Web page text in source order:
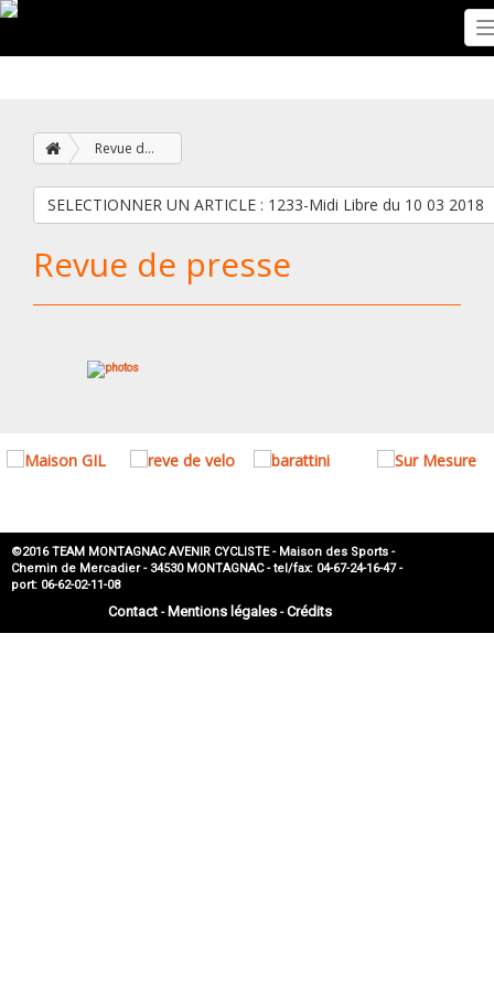
Revue de presse
SELECTIONNER UN ARTICLE : 1233-Midi Libre du 10 03 2018
Revue de presse
©2016 TEAM MONTAGNAC AVENIR CYCLISTE - Maison des Sports -
Chemin de Mercadier - 34530 MONTAGNAC - tel/fax: 04-67-24-16-47 -
port: 06-62-02-11-08
Contact- Mentions légales-Crédits